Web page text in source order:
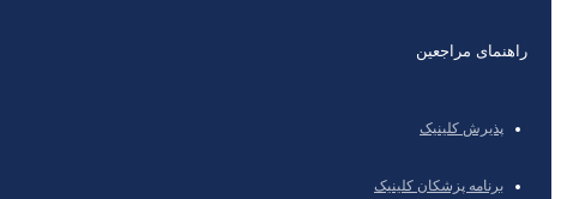
راهنمای مراجعین
پذیرش کلینیک
برنامه پزشکان کلینیک